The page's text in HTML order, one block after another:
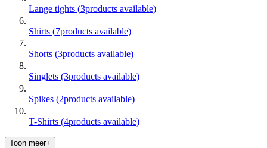
Lange tights (3products available)
Shirts (7products available)
Shorts (3products available)
Singlets (3products available)
Spikes (2products available)
T-Shirts (4products available)
Toon meer+